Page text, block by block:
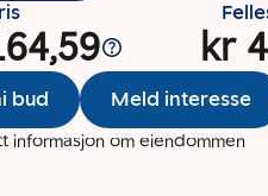
kr
bud Meld interesse
om eiendommen